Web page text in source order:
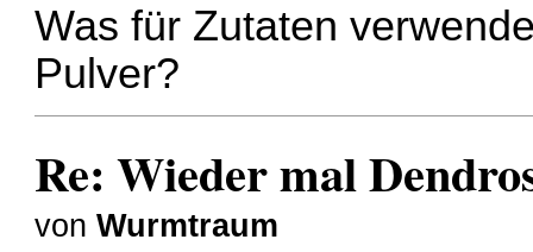
Was für Zutaten
Pulver?
Re: Wieder mal
vonWurmtraum